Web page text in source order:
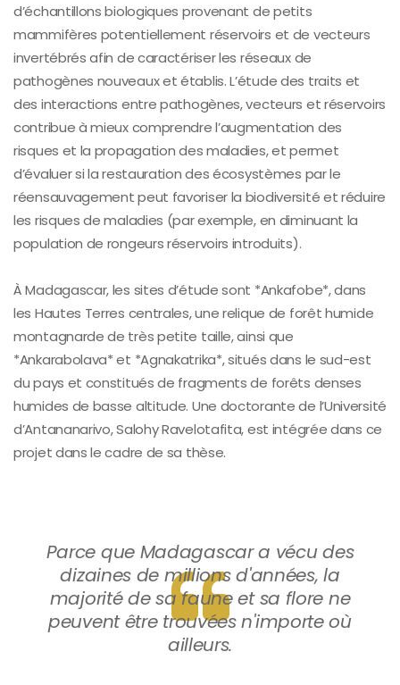
d’échantillons biologiques provenant de petits
mammifères potentiellement réservoirs et de vecteurs
invertébrés afin de caractériser les réseaux de
pathogènes nouveaux et établis. L’étude des traits et
des interactions entre pathogènes, vecteurs et réservoirs
contribue à mieux comprendre l’augmentation des
risques et la propagation des maladies, et permet
d’évaluer si la restauration des écosystèmes par le
réensauvagement peut favoriser la biodiversité et réduire
les risques de maladies (par exemple, en diminuant la
population de rongeurs réservoirs introduits).
À Madagascar, les sites d’étude sont *Ankafobe*, dans
les Hautes Terres centrales, une relique de forêt humide
montagnarde de très petite taille, ainsi que
*Ankarabolava* et *Agnakatrika*, situés dans le sud-est
du pays et constitués de fragments de forêts denses
humides de basse altitude. Une doctorante de l’Université
d’Antananarivo, Salohy Ravelotafita, est intégrée dans ce
projet dans le cadre de sa thèse.
Parce que Madagascar a vécu des
dizaines de millions d'années, la
majorité de sa faune et sa flore ne
peuvent être trouvées n'importe où
ailleurs.